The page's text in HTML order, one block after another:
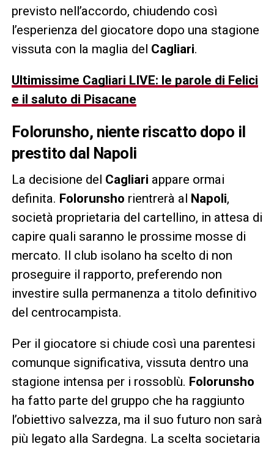
previsto nell’accordo, chiudendo così
l’esperienza del giocatore dopo una stagione
vissuta con la maglia del Cagliari.
Ultimissime Cagliari LIVE: le parole di Felici
e il saluto di Pisacane
Folorunsho, niente riscatto dopo il
prestito dal Napoli
La decisione del Cagliari appare ormai
definita. Folorunsho rientrerà al Napoli,
società proprietaria del cartellino, in attesa di
capire quali saranno le prossime mosse di
mercato. Il club isolano ha scelto di non
proseguire il rapporto, preferendo non
investire sulla permanenza a titolo definitivo
del centrocampista.
Per il giocatore si chiude così una parentesi
comunque significativa, vissuta dentro una
stagione intensa per i rossoblù. Folorunsho
ha fatto parte del gruppo che ha raggiunto
l’obiettivo salvezza, ma il suo futuro non sarà
più legato alla Sardegna. La scelta societaria